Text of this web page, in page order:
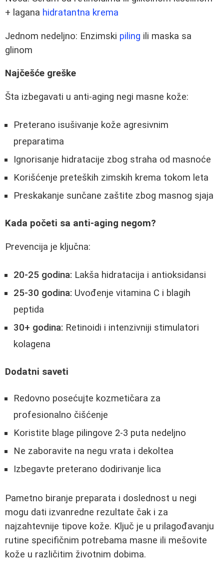
+ lagana hidratantna krema
Jednom nedeljno: Enzimski piling ili maska sa
glinom
Najčešće greške
Šta izbegavati u anti-aging negi masne kože:
Preterano isušivanje kože agresivnim
preparatima
Ignorisanje hidratacije zbog straha od masnoće
Korišćenje preteških zimskih krema tokom leta
Preskakanje sunčane zaštite zbog masnog sjaja
Kada početi sa anti-aging negom?
Prevencija je ključna:
20-25 godina: Lakša hidratacija i antioksidansi
25-30 godina: Uvođenje vitamina C i blagih
peptida
30+ godina: Retinoidi i intenzivniji stimulatori
kolagena
Dodatni saveti
Redovno posećujte kozmetičara za
profesionalno čišćenje
Koristite blage pilingove 2-3 puta nedeljno
Ne zaboravite na negu vrata i dekoltea
Izbegavte preterano dodirivanje lica
Pametno biranje preparata i doslednost u negi
mogu dati izvanredne rezultate čak i za
najzahtevnije tipove kože. Ključ je u prilagođavanju
rutine specifičnim potrebama masne ili mešovite
kože u različitim životnim dobima.